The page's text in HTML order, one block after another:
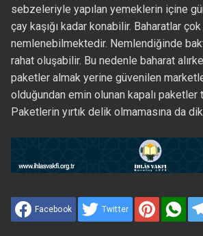
sebzeleriyle yapılan yemeklerin içine
çay kaşığı kadar konabilir. Baharatlar
nemlenebilmektedir. Nemlendiğinde
rahat oluşabilir. Bu nedenle baharat
paketler almak yerine güvenilen
olduğundan emin olunan kapalı
Paketlerin yırtık delik olmamasına da
Facebook Twitter